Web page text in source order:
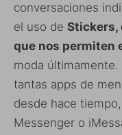
conversaciones
el uso de Stickers,
que nos permiten
moda
tantas apps de
desde hace
Messenger o